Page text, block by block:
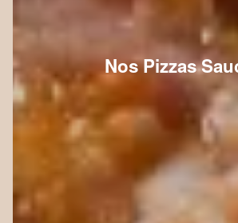
Nos Pizzas